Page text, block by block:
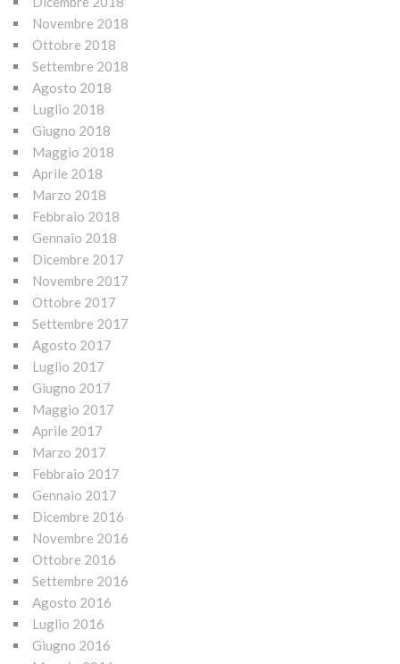
Novembre 2018
Ottobre 2018
Settembre 2018
Agosto 2018
Luglio 2018
Giugno 2018
Maggio 2018
Aprile 2018
Marzo 2018
Febbraio 2018
Gennaio 2018
Dicembre 2017
Novembre 2017
Ottobre 2017
Settembre 2017
Agosto 2017
Luglio 2017
Giugno 2017
Maggio 2017
Aprile 2017
Marzo 2017
Febbraio 2017
Gennaio 2017
Dicembre 2016
Novembre 2016
Ottobre 2016
Settembre 2016
Agosto 2016
Luglio 2016
Giugno 2016